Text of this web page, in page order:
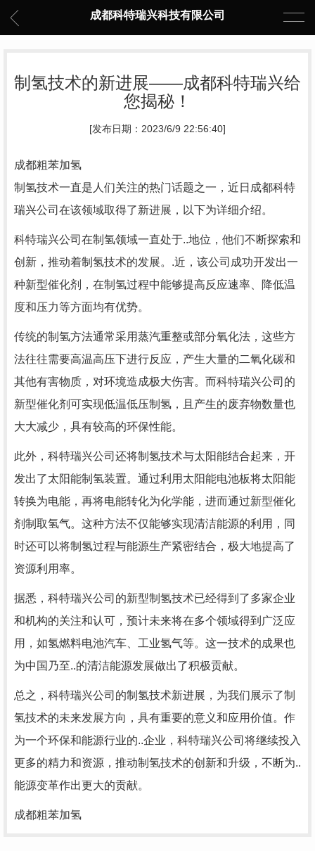
成都科特瑞兴科技有限公司
制氢技术的新进展——成都科特瑞兴给
您揭秘！
[发布日期：2023/6/9 22:56:40]
成都粗苯加氢
制氢技术一直是人们关注的热门话题之一，近日成都科特
瑞兴公司在该领域取得了新进展，以下为详细介绍。
科特瑞兴公司在制氢领域一直处于..地位，他们不断探索和
创新，推动着制氢技术的发展。.近，该公司成功开发出一
种新型催化剂，在制氢过程中能够提高反应速率、降低温
度和压力等方面均有优势。
传统的制氢方法通常采用蒸汽重整或部分氧化法，这些方
法往往需要高温高压下进行反应，产生大量的二氧化碳和
其他有害物质，对环境造成极大伤害。而科特瑞兴公司的
新型催化剂可实现低温低压制氢，且产生的废弃物数量也
大大减少，具有较高的环保性能。
此外，科特瑞兴公司还将制氢技术与太阳能结合起来，开
发出了太阳能制氢装置。通过利用太阳能电池板将太阳能
转换为电能，再将电能转化为化学能，进而通过新型催化
剂制取氢气。这种方法不仅能够实现清洁能源的利用，同
时还可以将制氢过程与能源生产紧密结合，极大地提高了
资源利用率。
据悉，科特瑞兴公司的新型制氢技术已经得到了多家企业
和机构的关注和认可，预计未来将在多个领域得到广泛应
用，如氢燃料电池汽车、工业氢气等。这一技术的成果也
为中国乃至..的清洁能源发展做出了积极贡献。
总之，科特瑞兴公司的制氢技术新进展，为我们展示了制
氢技术的未来发展方向，具有重要的意义和应用价值。作
为一个环保和能源行业的..企业，科特瑞兴公司将继续投入
更多的精力和资源，推动制氢技术的创新和升级，不断为..
能源变革作出更大的贡献。
成都粗苯加氢